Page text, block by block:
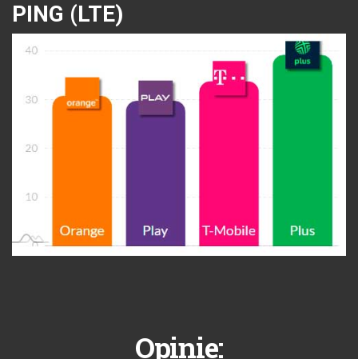
PING (LTE)
Opinie: